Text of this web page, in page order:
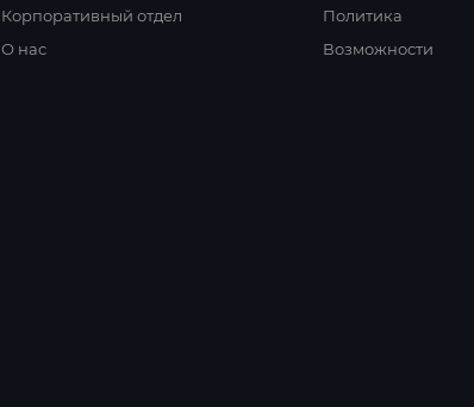
Корпоративный отдел
О нас
Политика
Возможности